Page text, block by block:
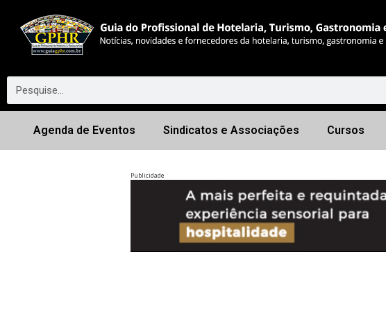
Agenda de Eventos Sindicatos e Associações Cursos
Publicidade